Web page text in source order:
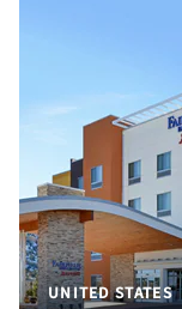
UNITED STATES